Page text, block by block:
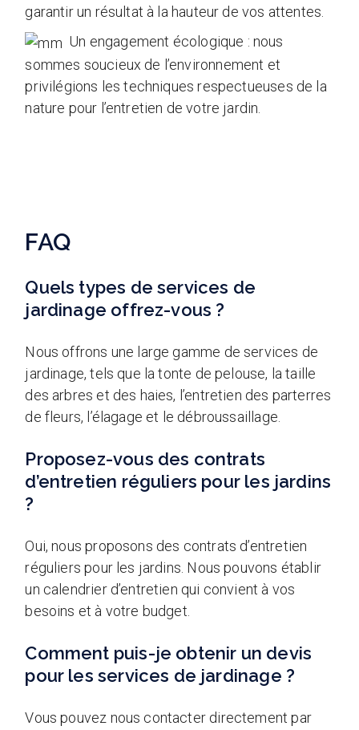
garantir un résultat à la hauteur de vos attentes.
Un engagement écologique : nous
sommes soucieux de l’environnement et
privilégions les techniques respectueuses de la
nature pour l’entretien de votre jardin.
FAQ
Quels types de services de
jardinage offrez-vous ?
Nous offrons une large gamme de services de
jardinage, tels que la tonte de pelouse, la taille
des arbres et des haies, l’entretien des parterres
de fleurs, l’élagage et le débroussaillage.
Proposez-vous des contrats
d’entretien réguliers pour les jardins
?
Oui, nous proposons des contrats d’entretien
réguliers pour les jardins. Nous pouvons établir
un calendrier d’entretien qui convient à vos
besoins et à votre budget.
Comment puis-je obtenir un devis
pour les services de jardinage ?
Vous pouvez nous contacter directement par